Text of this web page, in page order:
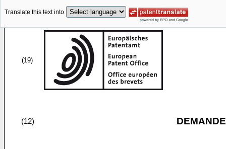
Translate this text into
(19)
(12)